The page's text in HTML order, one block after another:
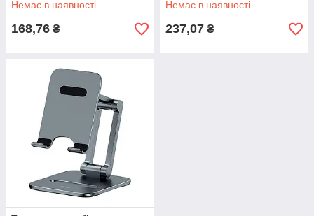
Немає в наявності
168,76 ₴
Немає в наявності
237,07 ₴